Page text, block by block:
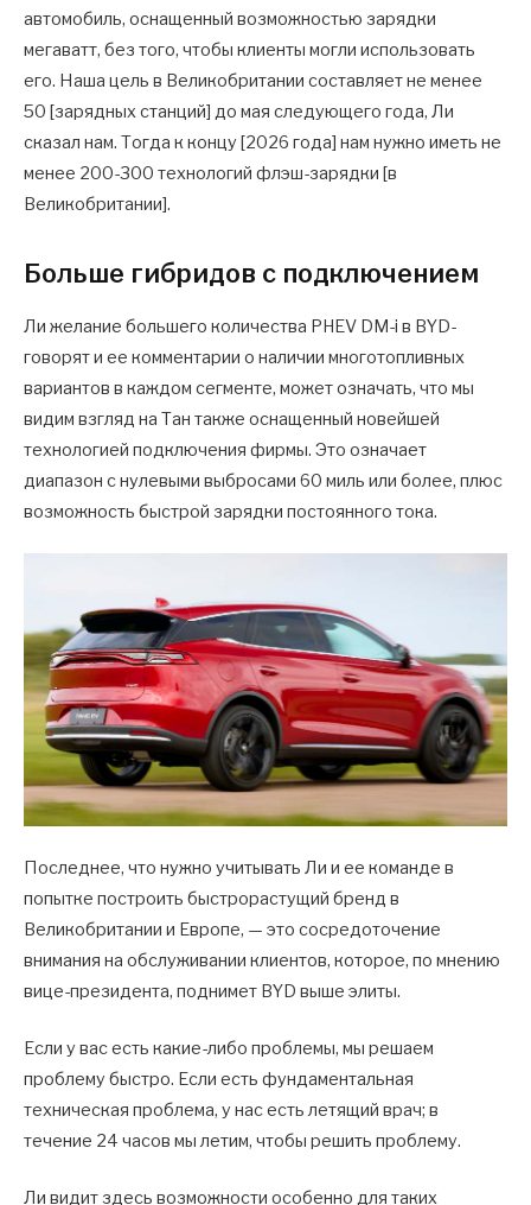
автомобиль, оснащенный возможностью зарядки
мегаватт, без того, чтобы клиенты могли использовать
его. Наша цель в Великобритании составляет не менее
50 [зарядных станций] до мая следующего года, Ли
сказал нам. Тогда к концу [2026 года] нам нужно иметь не
менее 200-300 технологий флэш-зарядки [в
Великобритании].
Больше гибридов с подключением
Ли желание большего количества PHEV DM-i в BYD-
говорят и ее комментарии о наличии многотопливных
вариантов в каждом сегменте, может означать, что мы
видим взгляд на Тан также оснащенный новейшей
технологией подключения фирмы. Это означает
диапазон с нулевыми выбросами 60 миль или более, плюс
возможность быстрой зарядки постоянного тока.
Последнее, что нужно учитывать Ли и ее команде в
попытке построить быстрорастущий бренд в
Великобритании и Европе, — это сосредоточение
внимания на обслуживании клиентов, которое, по мнению
вице-президента, поднимет BYD выше элиты.
Если у вас есть какие-либо проблемы, мы решаем
проблему быстро. Если есть фундаментальная
техническая проблема, у нас есть летящий врач; в
течение 24 часов мы летим, чтобы решить проблему.
Ли видит здесь возможности особенно для таких